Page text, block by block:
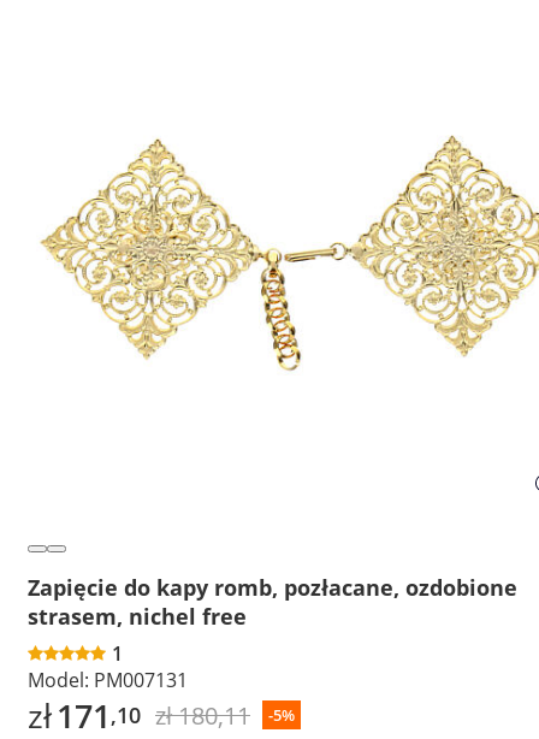
Zapięcie do kapy romb, pozłacane, ozdobione
strasem, nichel free
1
Model: PM007131
zł171 ,10 zł 180,11 -5%